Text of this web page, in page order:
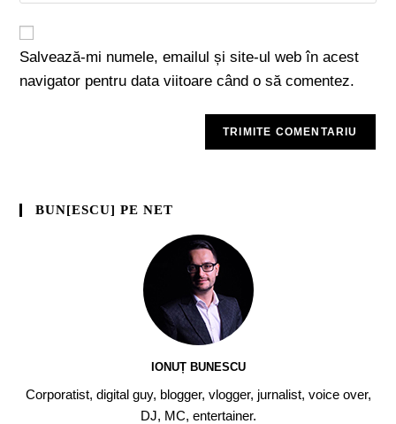
Salvează-mi numele, emailul și site-ul web în acest
navigator pentru data viitoare când o să comentez.
BUN[ESCU] PE NET
IONUȚ BUNESCU
Corporatist, digital guy, blogger, vlogger, jurnalist, voice over,
DJ, MC, entertainer.